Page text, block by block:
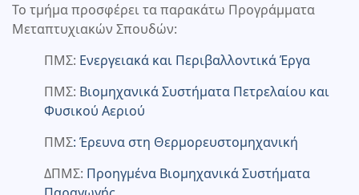
Το τμήμα προσφέρει τα παρακάτω Προγράμματα
Μεταπτυχιακών Σπουδών:
ΠΜΣ: Ενεργειακά και Περιβαλλοντικά Έργα
ΠΜΣ: Βιομηχανικά Συστήματα Πετρελαίου και
Φυσικού Αεριού
ΠΜΣ: Έρευνα στη Θερμορευστομηχανική
ΔΠΜΣ: Προηγμένα Βιομηχανικά Συστήματα